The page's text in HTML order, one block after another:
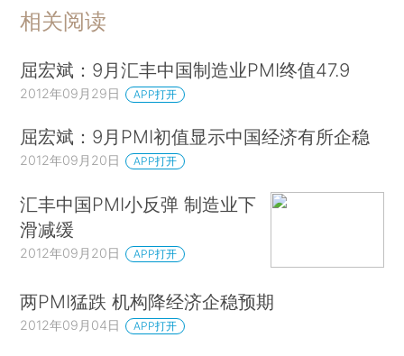
相关阅读
屈宏斌：9月汇丰中国制造业PMI终值47.9
2012年09月29日 APP打开
屈宏斌：9月PMI初值显示中国经济有所企稳
2012年09月20日 APP打开
汇丰中国PMI小反弹 制造业下
滑减缓
2012年09月20日 APP打开
两PMI猛跌 机构降经济企稳预期
2012年09月04日 APP打开